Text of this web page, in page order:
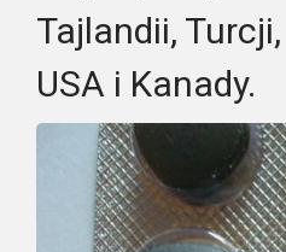
Tajlandii,
USA i Kanady.